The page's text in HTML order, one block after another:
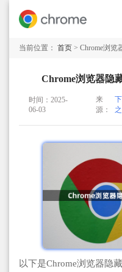
当前位置： 首页 > Chrome浏
Chrome浏览器隐
时间：2025-
06-03
来
源：
以下是Chrome浏览器隐